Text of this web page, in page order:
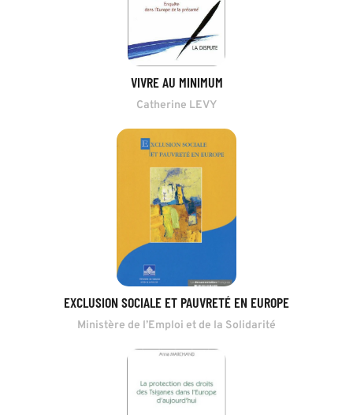
VIVRE AU MINIMUM
Catherine LEVY
EXCLUSION SOCIALE ET PAUVRETÉ EN EUROPE
Ministère de l’Emploi et de la Solidarité